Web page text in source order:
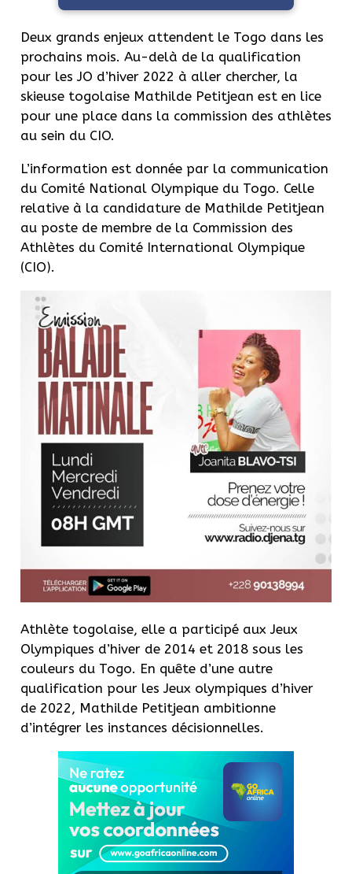
Deux grands enjeux attendent le Togo dans les
prochains mois. Au-delà de la qualification
pour les JO d’hiver 2022 à aller chercher, la
skieuse togolaise Mathilde Petitjean est en lice
pour une place dans la commission des athlètes
au sein du CIO.
L’information est donnée par la communication
du Comité National Olympique du Togo. Celle
relative à la candidature de Mathilde Petitjean
au poste de membre de la Commission des
Athlètes du Comité International Olympique
(CIO).
Athlète togolaise, elle a participé aux Jeux
Olympiques d’hiver de 2014 et 2018 sous les
couleurs du Togo. En quête d’une autre
qualification pour les Jeux olympiques d’hiver
de 2022, Mathilde Petitjean ambitionne
d’intégrer les instances décisionnelles.